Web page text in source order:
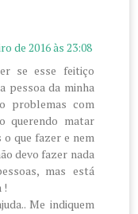
de 2016 às 23:08
se esse feitiço
pessoa da minha
problemas com
querendo matar
o que fazer e nem
devo fazer nada
mas está
!
Me indiquem